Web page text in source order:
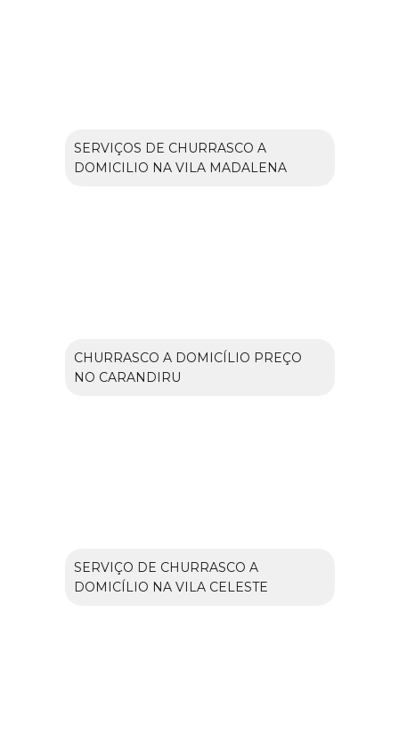
SERVIÇOS DE CHURRASCO A
DOMICILIO NA VILA MADALENA
CHURRASCO A DOMICÍLIO PREÇO
NO CARANDIRU
SERVIÇO DE CHURRASCO A
DOMICÍLIO NA VILA CELESTE